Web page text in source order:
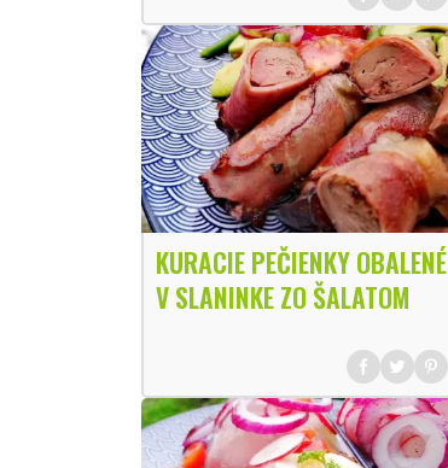
KURACIE PEČIENKY OBALENÉ
V SLANINKE ZO ŠALATOM